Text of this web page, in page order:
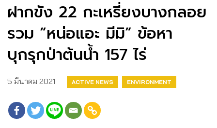
ฝากขัง 22 กะเหรี่ยงบางกลอย
รวม “หน่อแอะ มีมิ” ข้อหา
บุกรุกป่าต้นน้ำ 157 ไร่
5 มีนาคม 2021 ACTIVE NEWS ENVIRONMENT